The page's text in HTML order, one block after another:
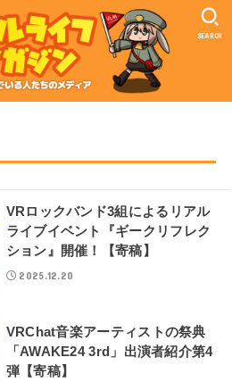
SEARCH
VRロックバンド3組によるリアル
ライブイベント『ギークリフレク
ション』開催！【寄稿】
2025.12.20
VRChat音楽アーティストの祭典
「AWAKE24 3rd」出演者紹介第4
弾【寄稿】